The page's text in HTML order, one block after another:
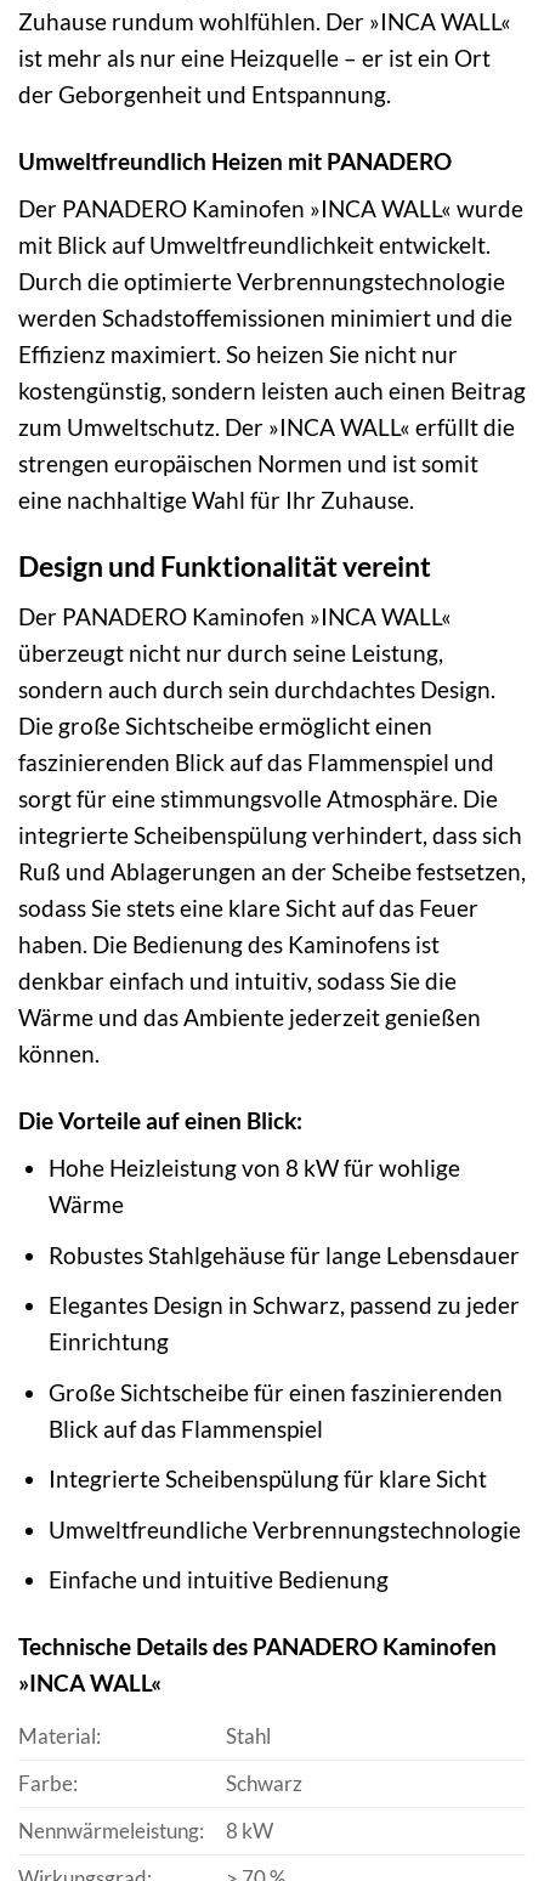
Zuhause rundum wohlfühlen. Der »INCA WALL«
ist mehr als nur eine Heizquelle – er ist ein Ort
der Geborgenheit und Entspannung.
Umweltfreundlich Heizen mit PANADERO
Der PANADERO Kaminofen »INCA WALL« wurde
mit Blick auf Umweltfreundlichkeit entwickelt.
Durch die optimierte Verbrennungstechnologie
werden Schadstoffemissionen minimiert und die
Effizienz maximiert. So heizen Sie nicht nur
kostengünstig, sondern leisten auch einen Beitrag
zum Umweltschutz. Der »INCA WALL« erfüllt die
strengen europäischen Normen und ist somit
eine nachhaltige Wahl für Ihr Zuhause.
Design und Funktionalität vereint
Der PANADERO Kaminofen »INCA WALL«
überzeugt nicht nur durch seine Leistung,
sondern auch durch sein durchdachtes Design.
Die große Sichtscheibe ermöglicht einen
faszinierenden Blick auf das Flammenspiel und
sorgt für eine stimmungsvolle Atmosphäre. Die
integrierte Scheibenspülung verhindert, dass sich
Ruß und Ablagerungen an der Scheibe festsetzen,
sodass Sie stets eine klare Sicht auf das Feuer
haben. Die Bedienung des Kaminofens ist
denkbar einfach und intuitiv, sodass Sie die
Wärme und das Ambiente jederzeit genießen
können.
Die Vorteile auf einen Blick:
Hohe Heizleistung von 8 kW für wohlige
Wärme
Robustes Stahlgehäuse für lange Lebensdauer
Elegantes Design in Schwarz, passend zu jeder
Einrichtung
Große Sichtscheibe für einen faszinierenden
Blick auf das Flammenspiel
Integrierte Scheibenspülung für klare Sicht
Umweltfreundliche Verbrennungstechnologie
Einfache und intuitive Bedienung
Technische Details des PANADERO Kaminofen
»INCA WALL«
Material:
Stahl
Farbe:
Schwarz
Nennwärmeleistung:
8 kW